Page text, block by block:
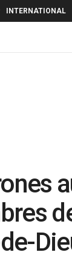
INTERNATIONAL